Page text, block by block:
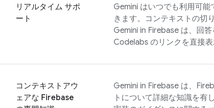
リアルタイム サポ
ート
Gemini はいつでも利用可
きます。コンテキストの切
Gemini in Firebase は、回
Codelabs のリンクを直接表
コンテキストアウ
ェアな Firebase
Gemini in Firebase は、
トについて詳細な知識を有